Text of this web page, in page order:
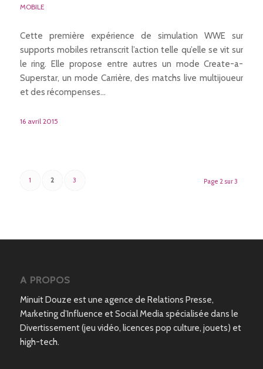
MOBILE
Cette première expérience de simulation WWE sur
supports mobiles retranscrit l’action telle qu’elle se vit sur
le ring. Elle propose entre autres un mode Create-a-
Superstar, un mode Carrière, des matchs live multijoueur
et des récompenses…
16 avril 2015
Page 2 sur 3
1 2 3
A PROPOS
Minuit Douze est une agence de Relations Presse,
Marketing d’Influence et Social Media spécialisée dans le
Divertissement (jeu vidéo, licences pop culture, jouets) et
high-tech.